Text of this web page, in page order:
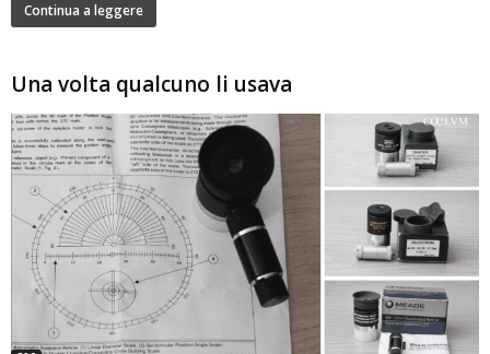
Continua a leggere
Una volta qualcuno li usava